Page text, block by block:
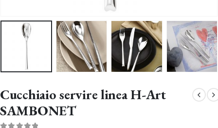
Cucchiaio servire linea H-Art
SAMBONET